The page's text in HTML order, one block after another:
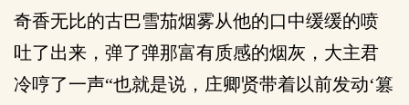
奇香无比的古巴雪茄烟雾从他的口中缓缓的喷
吐了出来，弹了弹那富有质感的烟灰，大主君
冷哼了一声“也就是说，庄卿贤带着以前发动‘篡